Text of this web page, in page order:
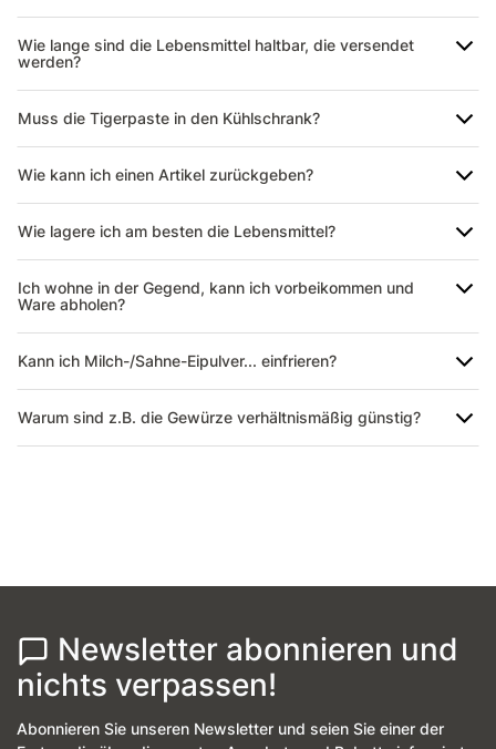
Wie lange sind die Lebensmittel haltbar, die versendet
werden?
Muss die Tigerpaste in den Kühlschrank?
Wie kann ich einen Artikel zurückgeben?
Wie lagere ich am besten die Lebensmittel?
Ich wohne in der Gegend, kann ich vorbeikommen und
Ware abholen?
Kann ich Milch-/Sahne-Eipulver... einfrieren?
Warum sind z.B. die Gewürze verhältnismäßig günstig?
Newsletter abonnieren und
nichts verpassen!
Abonnieren Sie unseren Newsletter und seien Sie einer der